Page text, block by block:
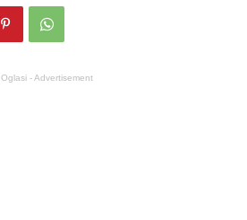
Oglasi - Advertisement